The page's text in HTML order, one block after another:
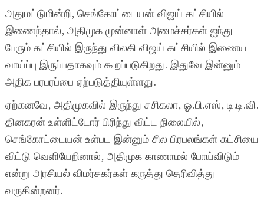
அதுமட்டுமின்றி, செங்கோட்டையன் விஜய் கட்சியில்
இணைந்தால், அதிமுக முன்னாள் அமைச்சர்கள் ஐந்து
பேரும் கட்சியில் இருந்து விலகி விஜய் கட்சியில் இணைய
வாய்ப்பு இருப்பதாகவும் கூறப்படுகிறது. இதுவே இன்னும்
அதிக பரபரப்பை ஏற்படுத்தியுள்ளது.
ஏற்கனவே, அதிமுகவில் இருந்து சசிகலா, ஓ.பி.எஸ், டி.டி.வி.
தினகரன் உள்ளிட்டோர் பிரிந்து விட்ட நிலையில்,
செங்கோட்டையன் உள்பட இன்னும் சில பிரபலங்கள் கட்சியை
விட்டு வெளியேறினால், அதிமுக காணாமல் போய்விடும்
என்று அரசியல் விமர்சகர்கள் கருத்து தெரிவித்து
வருகின்றனர்.